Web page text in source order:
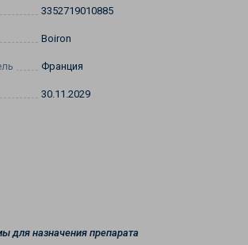
3352719010885
Boiron
Франция
30.11.2029
для назначения препарата